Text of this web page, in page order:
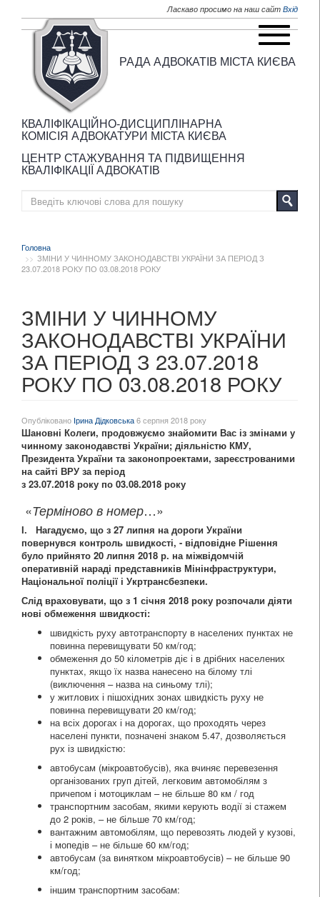
Ласкаво просимо на наш сайт Вхід
РАДА АДВОКАТІВ МІСТА КИЄВА
КВАЛІФІКАЦІЙНО-ДИСЦИПЛІНАРНА
КОМІСІЯ АДВОКАТУРИ МІСТА КИЄВА
ЦЕНТР СТАЖУВАННЯ ТА ПІДВИЩЕННЯ
КВАЛІФІКАЦІЇ АДВОКАТІВ
Головна
ЗМІНИ У ЧИННОМУ ЗАКОНОДАВСТВІ УКРАЇНИ ЗА ПЕРІОД З
23.07.2018 РОКУ ПО 03.08.2018 РОКУ
ЗМІНИ У ЧИННОМУ
ЗАКОНОДАВСТВІ УКРАЇНИ
ЗА ПЕРІОД З 23.07.2018
РОКУ ПО 03.08.2018 РОКУ
Опубліковано Ірина Дідковська6 серпня 2018 року
Шановні Колеги, продовжуємо знайомити Вас із змінами у
чинному законодавстві України; діяльністю КМУ,
Президента України та законопроектами, зареєстрованими
на сайті ВРУ за період
з 23.07.2018 року по 03.08.2018 року
«Терміново в номер…»
І. Нагадуємо, що з 27 липня на дороги України
повернувся контроль швидкості, - відповідне Рішення
було прийнято 20 липня 2018 р. на міжвідомчій
оперативній нараді представників Мінінфраструктури,
Національної поліції і Укртрансбезпеки.
Слід враховувати, що з 1 січня 2018 року розпочали діяти
нові обмеження швидкості:
швидкість руху автотранспорту в населених пунктах не
повинна перевищувати 50 км/год;
обмеження до 50 кілометрів діє і в дрібних населених
пунктах, якщо їх назва нанесено на білому тлі
(виключення – назва на синьому тлі);
у житлових і пішохідних зонах швидкість руху не
повинна перевищувати 20 км/год;
на всіх дорогах і на дорогах, що проходять через
населені пункти, позначені знаком 5.47, дозволяється
рух із швидкістю:
автобусам (мікроавтобусів), яка вчиняє перевезення
організованих груп дітей, легковим автомобілям з
причепом і мотоциклам – не більше 80 км / год
транспортним засобам, якими керують водії зі стажем
до 2 років, – не більше 70 км/год;
вантажним автомобілям, що перевозять людей у ​​кузові,
і мопедів – не більше 60 км/год;
автобусам (за винятком мікроавтобусів) – не більше 90
км/год;
іншим транспортним засобам: